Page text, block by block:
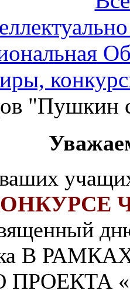
"Пушкин
В
ПРОЕКТА